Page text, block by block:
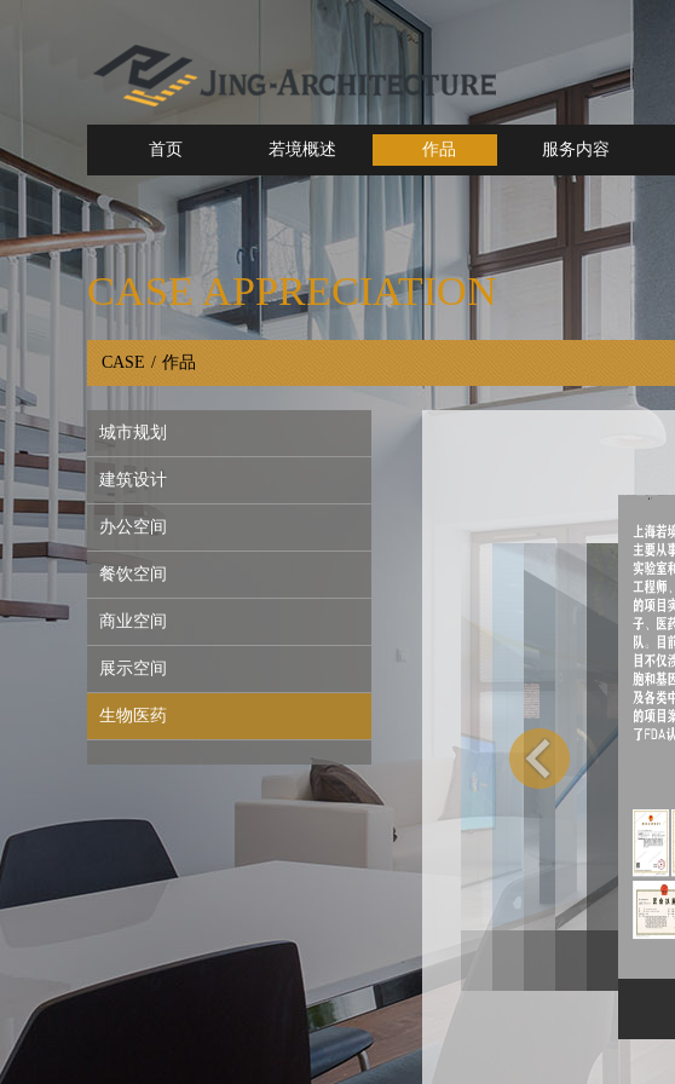
首页 若境概述 作品 服务内容
CASE APPRECIATION
CASE / 作品
城市规划
建筑设计
办公空间
餐饮空间
商业空间
展示空间
生物医药